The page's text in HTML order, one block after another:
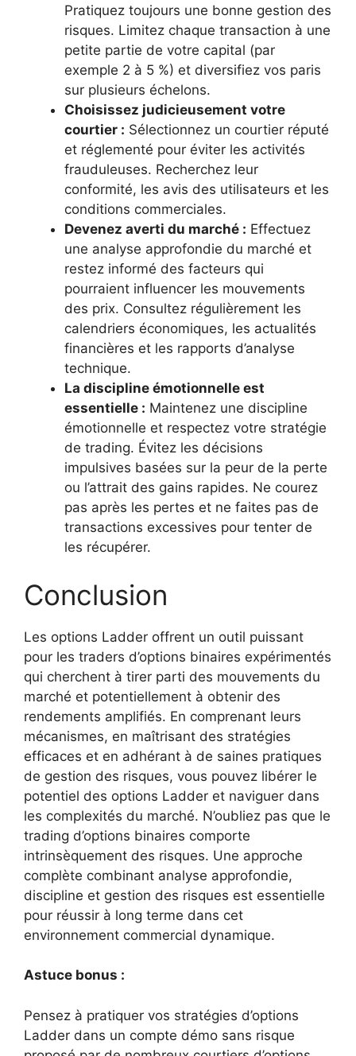
Pratiquez toujours une bonne gestion des
risques. Limitez chaque transaction à une
petite partie de votre capital (par
exemple 2 à 5 %) et diversifiez vos paris
sur plusieurs échelons.
Choisissez judicieusement votre
courtier : Sélectionnez un courtier réputé
et réglementé pour éviter les activités
frauduleuses. Recherchez leur
conformité, les avis des utilisateurs et les
conditions commerciales.
Devenez averti du marché : Effectuez
une analyse approfondie du marché et
restez informé des facteurs qui
pourraient influencer les mouvements
des prix. Consultez régulièrement les
calendriers économiques, les actualités
financières et les rapports d’analyse
technique.
La discipline émotionnelle est
essentielle : Maintenez une discipline
émotionnelle et respectez votre stratégie
de trading. Évitez les décisions
impulsives basées sur la peur de la perte
ou l’attrait des gains rapides. Ne courez
pas après les pertes et ne faites pas de
transactions excessives pour tenter de
les récupérer.
Conclusion
Les options Ladder offrent un outil puissant
pour les traders d’options binaires expérimentés
qui cherchent à tirer parti des mouvements du
marché et potentiellement à obtenir des
rendements amplifiés. En comprenant leurs
mécanismes, en maîtrisant des stratégies
efficaces et en adhérant à de saines pratiques
de gestion des risques, vous pouvez libérer le
potentiel des options Ladder et naviguer dans
les complexités du marché. N’oubliez pas que le
trading d’options binaires comporte
intrinsèquement des risques. Une approche
complète combinant analyse approfondie,
discipline et gestion des risques est essentielle
pour réussir à long terme dans cet
environnement commercial dynamique.
Astuce bonus :
Pensez à pratiquer vos stratégies d’options
Ladder dans un compte démo sans risque